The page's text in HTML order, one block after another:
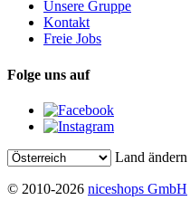
Unsere Gruppe
Kontakt
Freie Jobs
Folge uns auf
Land ändern
© 2010-2026 niceshops GmbH